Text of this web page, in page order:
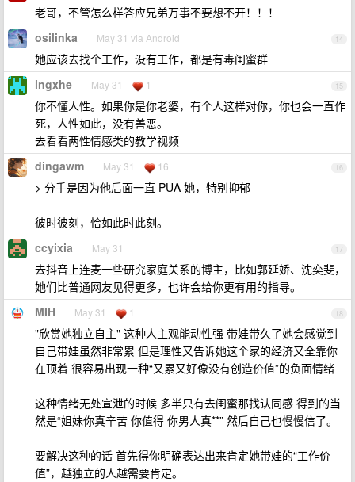
老哥，不管怎么样答应兄弟万事不要想不开！！！
14
osilinka May 31 via Android
她应该去找个工作，没有工作，都是有毒闺蜜群
15
ingxhe May 31 1
你不懂人性。如果你是你老婆，有个人这样对你，你也会一直作
死，人性如此，没有善恶。
去看看两性情感类的教学视频
16
dingawm May 31 16
> 分手是因为他后面一直 PUA 她，特别抑郁
彼时彼刻，恰如此时此刻。
17
ccyixia May 31
去抖音上连麦一些研究家庭关系的博主，比如郭延娇、沈奕斐，
她们比普通网友见得更多，也许会给你更有用的指导。
18
MIH May 31 1
"欣赏她独立自主" 这种人主观能动性强 带娃带久了她会感觉到
自己带娃虽然非常累 但是理性又告诉她这个家的经济又全靠你
在顶着 很容易出现一种“又累又好像没有创造价值”的负面情绪
这种情绪无处宣泄的时候 多半只有去闺蜜那找认同感 得到的当
然是“姐妹你真辛苦 你值得 你男人真**” 然后自己也慢慢信了。
要解决这种的话 首先得你明确表达出来肯定她带娃的“工作价
值”，越独立的人越需要肯定。